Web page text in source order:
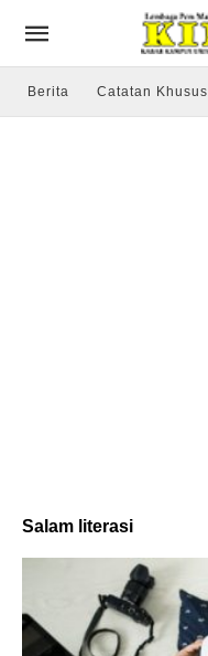
Berita Catatan Khusus
Salam literasi